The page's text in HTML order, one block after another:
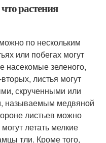
растения
по нескольким
или побегах могут
насекомые зеленого,
листья могут
скрученными или
называемым медвяной
листьев можно
летать мелкие
тли. Кроме того,